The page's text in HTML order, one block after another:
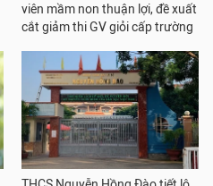
viên mầm non thuận lợi, đề xuất
cắt giảm thi GV giỏi cấp trường